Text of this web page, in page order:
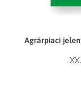
Agrárpiaci